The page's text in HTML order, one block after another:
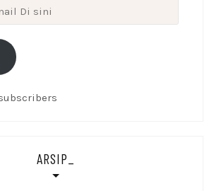
ARSIP_